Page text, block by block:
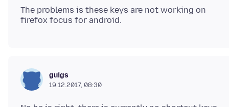
The problems is these keys are not working on
guigs
19.12.2017, 08:30